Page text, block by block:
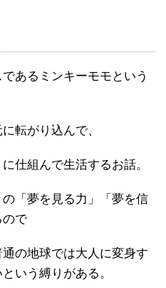
あるミンキーモモという
転がり込んで、
仕組んで生活するお話。
「夢を見る力」「夢を信
ので
の地球では大人に変身す
いう縛りがある。